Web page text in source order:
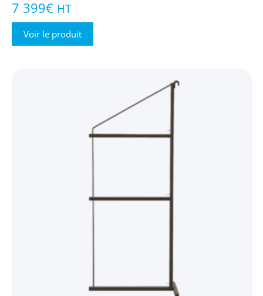
7 399€ HT
Voir le produit